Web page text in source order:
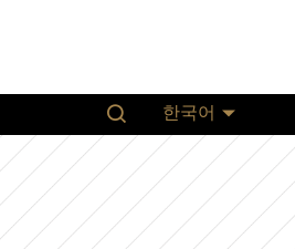
한국어